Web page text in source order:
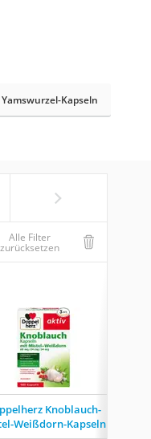
Yamswurzel-Kapseln
Alle Filter
zurücksetzen
Knoblauch-
Weißdorn-Kapseln